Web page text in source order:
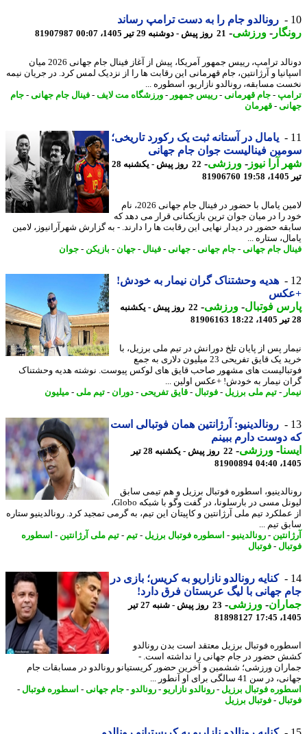
رونالدو جام را به دست ترامپ رساند
-ورزشی-21 روز پیش - دوشنبه 29 تیر 1405، 00:07 81907987
دونالد ترامپ، رییس جمهور آمریکا، پیش از آغاز فینال جام جهانی 2026 میان
و آرژانتین، جام قهرمانی این رقابت ها را از نزدیک لمس کرد. در جریان نیمه
مسابقه، رونالدو نازاریو، اسطوره ...
-جام قهرمانی-رییس جمهور-ورزشگاه مت لایف -فینال جام جهانی-جام
-قهرمان
یامال در آستانه ثبت یک رکورد تاریخی؛
فینالیست جوان جام جهانی
آرا نیوز-ورزشی-
22 روز پیش - یکشنبه 28
81906760
لامین یامال با حضور در فینال جام جهانی 2026، نام
را در میان جوان ترین بازیکنانی قرار می دهد که
حضور در دیدار نهایی این رقابت ها را دارند. - به گزارش شهرآرانیوز، لامین
ستاره ...
جام جهانی-جام جهانی-جهانی-فینال-جهان-بازیکن -جوان
هدیه وحشتناک گران نیمار به خودش!
فوتبال-ورزشی-
22 روز پیش - یکشنبه
81906163
پس از پایان تلخ دورانش در تیم ملی برزیل، با
خرید یک قایق تفریحی 23 میلیون دلاری به جمع
های مشهور صاحب قایق های لوکس پیوست. نوشته هدیه وحشتناک
نیمار به خودش! +عکس اولین ...
-تیم ملی برزیل - فوتبال-قایق تفریحی -دوران- تیم ملی -میلیون
رونالدینیو: آرژانتین همان فوتبالی است
دوست دارم ببینم
-ورزشی-
22 روز پیش - یکشنبه 28 تیر
81900894
اسطوره فوتبال برزیل و هم تیمی سابق
لیونل مسی در بارسلونا، در گفت وگو با شبکه Globo،
تیم ملی آرژانتین و کاپیتان این تیم، به گرمی تمجید کرد. رونالدینیو ستاره
تیم ...
-رونالدینیو-اسطوره فوتبال برزیل - تیم -تیم ملی آرژانتین -اسطوره
-فوتبال
کنایه رونالدو نازاریو به کریس؛ بازی در
جهانی با لیگ عربستان فرق دارد!
- ورزشی-
23 روز پیش - شنبه 27 تیر
81898127
فوتبال برزیل معتقد است بدن رونالدو
حضور در جام جهانی را نداشته است. -
ورزشی؛ ششمین و آخرین حضور کریستیانو رونالدو در مسابقات جام
سن 41 سالگی برای او آنطور ...
فوتبال برزیل - رونالدو نازاریو - رونالدو-جام جهانی-اسطوره فوتبال-
-فوتبال برزیل